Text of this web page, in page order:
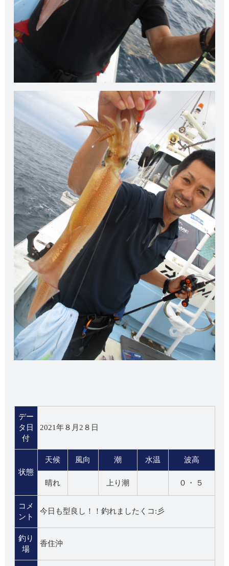
デー
タ日
付
2021年８月2８日
状態
天候 風向 潮 水温 波高
晴れ 上り潮 ０・５
コメ
ント
今日も型良し！！釣れましたくコ:彡
釣り
場
香住沖